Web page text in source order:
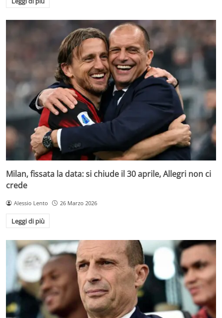
Milan, fissata la data: si chiude il 30 aprile, Allegri non ci
crede
Alessio Lento 26 Marzo 2026
Leggi di più